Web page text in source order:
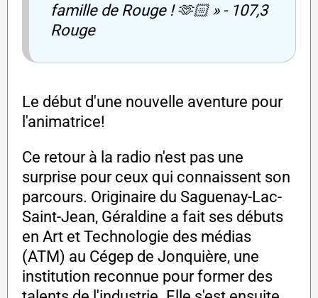
famille de Rouge ! 🫶🏻 » - 107,3
Rouge
Le début d'une nouvelle aventure pour
l'animatrice!
Ce retour à la radio n'est pas une
surprise pour ceux qui connaissent son
parcours. Originaire du Saguenay-Lac-
Saint-Jean, Géraldine a fait ses débuts
en Art et Technologie des médias
(ATM) au Cégep de Jonquière, une
institution reconnue pour former des